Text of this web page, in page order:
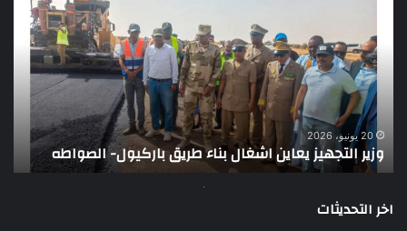
اشغال
بناء
طريق
باركيول-
الصواطه
20 يونيو، 2026
وزير التجهيز يعاين اشغال بناء طريق باركيول- الصواطه
اخر التحديثات